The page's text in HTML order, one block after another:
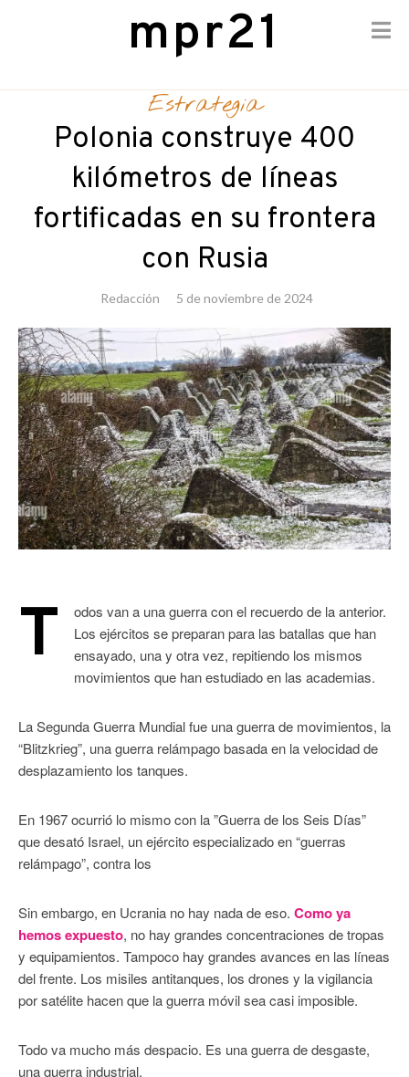
mpr21
Estrategia
Polonia construye 400
kilómetros de líneas
fortificadas en su frontera
con Rusia
Redacción 5 de noviembre de 2024
T
odos van a una guerra con el recuerdo de la anterior.
Los ejércitos se preparan para las batallas que han
ensayado, una y otra vez, repitiendo los mismos
movimientos que han estudiado en las academias.
La Segunda Guerra Mundial fue una guerra de movimientos, la
“Blitzkrieg”, una guerra relámpago basada en la velocidad de
desplazamiento los tanques.
En 1967 ocurrió lo mismo con la ”Guerra de los Seis Días”
que desató Israel, un ejército especializado en “guerras
relámpago”, contra los
Sin embargo, en Ucrania no hay nada de eso. Como ya
hemos expuesto, no hay grandes concentraciones de tropas
y equipamientos. Tampoco hay grandes avances en las líneas
del frente. Los misiles antitanques, los drones y la vigilancia
por satélite hacen que la guerra móvil sea casi imposible.
Todo va mucho más despacio. Es una guerra de desgaste,
una guerra industrial.